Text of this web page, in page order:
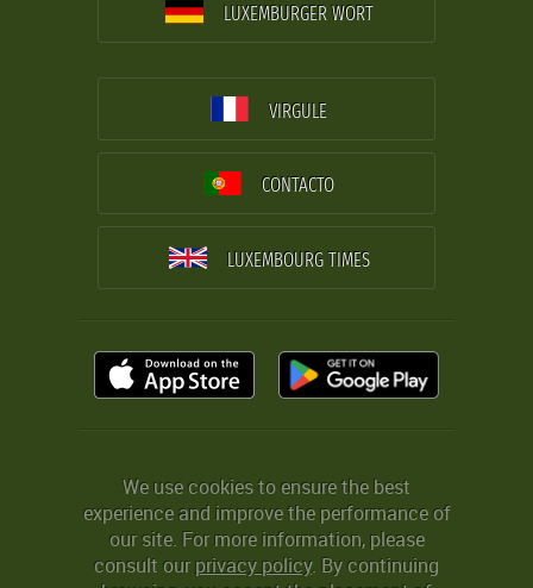
LUXEMBURGER WORT
VIRGULE
CONTACTO
LUXEMBOURG TIMES
We use cookies to ensure the best
experience and improve the performance of
our site. For more information, please
consult ourprivacy policy. By continuing